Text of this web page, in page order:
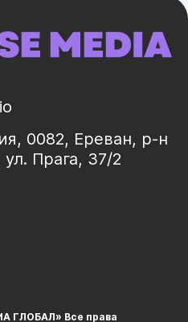
0082, Ереван, р-н
Прага, 37/2
ГЛОБАЛ» Все права